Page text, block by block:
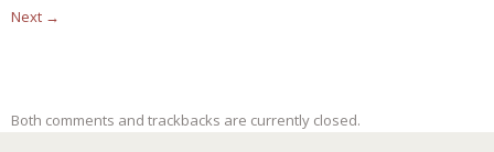
Next →
Both comments and trackbacks are currently closed.